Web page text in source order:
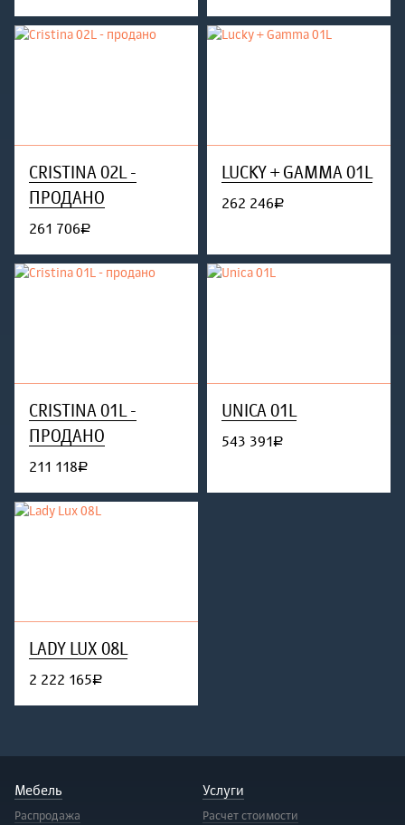
CRISTINA 02L -
ПРОДАНО
261 706руб.
LUCKY + GAMMA 01L
262 246руб.
CRISTINA 01L -
ПРОДАНО
211 118руб.
UNICA 01L
543 391руб.
LADY LUX 08L
2 222 165руб.
Мебель
Распродажа
Услуги
Расчет стоимости